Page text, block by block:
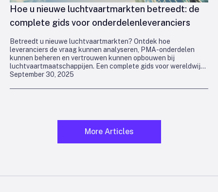
September 30, 2025
Hoe u nieuwe luchtvaartmarkten betreedt: de
complete gids voor onderdelenleveranciers
Betreedt u nieuwe luchtvaartmarkten? Ontdek hoe
leveranciers de vraag kunnen analyseren, PMA-onderdelen
kunnen beheren en vertrouwen kunnen opbouwen bij
luchtvaartmaatschappijen. Een complete gids voor wereldwijde
groei.
More Articles